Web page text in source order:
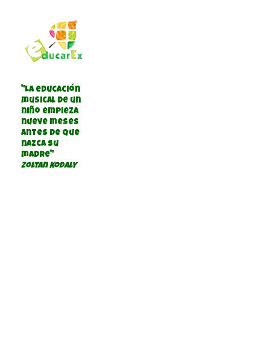
"La educación
musical de un
niño empieza
nueve meses
antes de que
nazca su
madre"
Zoltan Kodaly